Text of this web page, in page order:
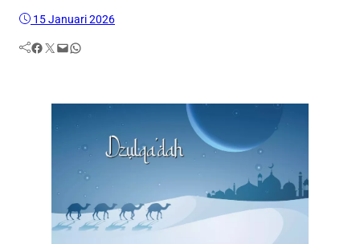
15 Januari 2026
Facebook Twitter Mail WhatsApp